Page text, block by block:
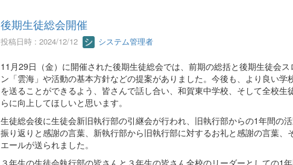
後期生徒総会開催
投稿日時 : 2024/12/12 システム管理者
11月29日（金）に開催された後期生徒総会では、前期の総括と後期生徒会ス
ン「雲海」や活動の基本方針などの提案がありました。今後も、より良い学
を送ることができるよう、皆さんで話し合い、和賀東中学校、そして全校生
らに向上してほしいと思います。
生徒総会後に生徒会新旧執行部の引継会が行われ、旧執行部からの1年間の
振り返りと感謝の言葉、新執行部から旧執行部に対するお礼と感謝の言葉、
エールが送られました。